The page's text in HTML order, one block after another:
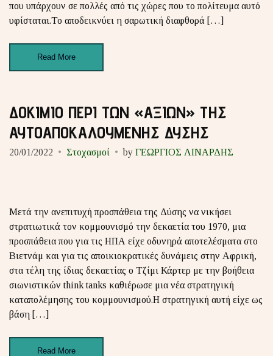
που υπάρχουν σε πολλές από τις χώρες που το πολίτευμα αυτό
υφίσταται.Το αποδεικνύει η σαρωτική διαφθορά […]
Read More
ΔΟΚΙΜΙΟ ΠΕΡΙ ΤΩΝ «ΑΞΙΩΝ» ΤΗΣ
ΑΥΤΟΑΠΟΚΑΛΟΥΜΕΝΗΣ ΔΥΣΗΣ
20/01/2022 Στοχασμοί by ΓΕΩΡΓΙΟΣ ΛΙΝΑΡΔΗΣ
Μετά την ανεπιτυχή προσπάθεια της Δύσης να νικήσει
στρατιωτικά τον κομμουνισμό την δεκαετία του 1970, μια
προσπάθεια που για τις ΗΠΑ είχε οδυνηρά αποτελέσματα στο
Βιετνάμ και για τις αποικιοκρατικές δυνάμεις στην Αφρική,
στα τέλη της ίδιας δεκαετίας ο Τζίμι Κάρτερ με την βοήθεια
σιωνιστικών think tanks καθιέρωσε μια νέα στρατηγική
καταπολέμησης του κομμουνισμού.Η στρατηγική αυτή είχε ως
βάση […]
Read More